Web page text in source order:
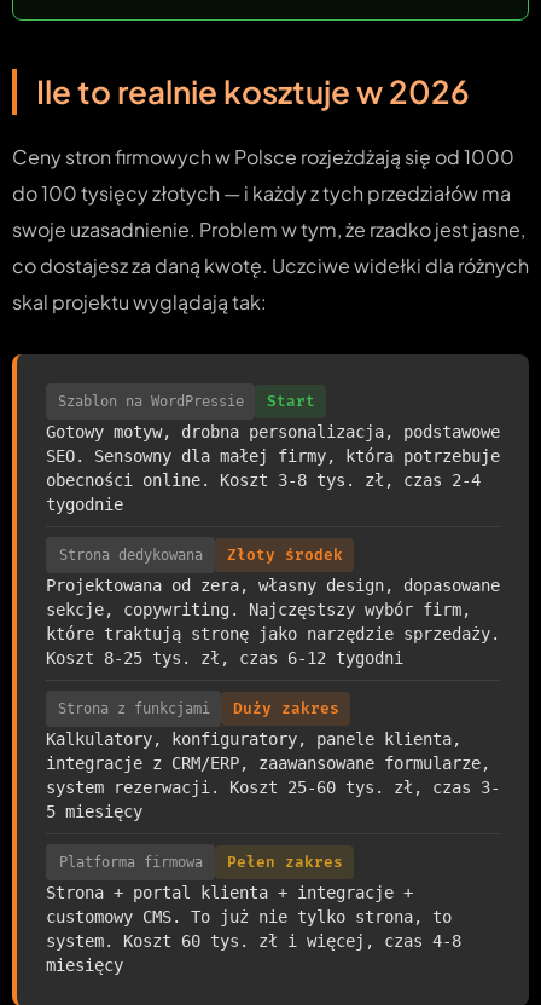
Ile to realnie kosztuje w 2026
Ceny stron firmowych w Polsce rozjeżdżają się od 1000
do 100 tysięcy złotych — i każdy z tych przedziałów ma
swoje uzasadnienie. Problem w tym, że rzadko jest jasne,
co dostajesz za daną kwotę. Uczciwe widełki dla różnych
skal projektu wyglądają tak:
Szablon na WordPressie
Gotowy motyw, drobna personalizacja, podstawowe
SEO. Sensowny dla małej firmy, która potrzebuje
obecności online. Koszt 3-8 tys. zł, czas 2-4
tygodnie
Start
Strona dedykowana
Projektowana od zera, własny design, dopasowane
sekcje, copywriting. Najczęstszy wybór firm,
które traktują stronę jako narzędzie sprzedaży.
Koszt 8-25 tys. zł, czas 6-12 tygodni
Złoty środek
Strona z funkcjami
Kalkulatory, konfiguratory, panele klienta,
integracje z CRM/ERP, zaawansowane formularze,
system rezerwacji. Koszt 25-60 tys. zł, czas 3-
5 miesięcy
Duży zakres
Platforma firmowa
Strona + portal klienta + integracje +
customowy CMS. To już nie tylko strona, to
system. Koszt 60 tys. zł i więcej, czas 4-8
miesięcy
Pełen zakres